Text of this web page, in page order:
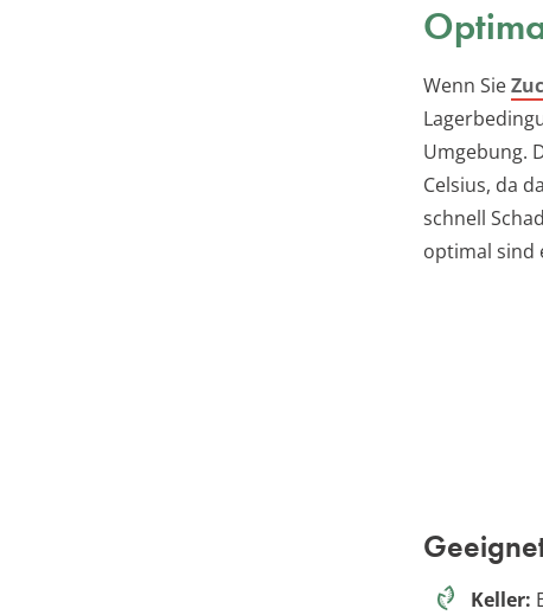
Wenn Sie
Umgebung.
Celsius, da
schnell
optimal sind
Keller: